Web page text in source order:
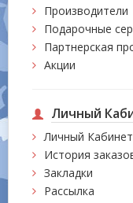
Производители
Подарочные
Партнерская
Акции
Личный
Личный Кабинет
История
Закладки
Рассылка